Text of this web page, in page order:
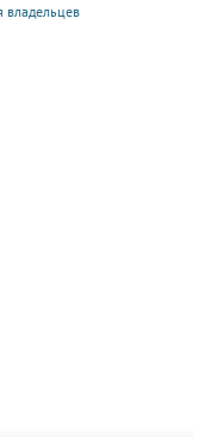
владельцев